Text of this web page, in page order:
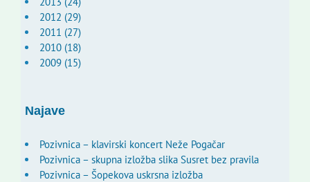
2012 (29)
2011 (27)
2010 (18)
2009 (15)
Najave
Pozivnica – klavirski koncert Neže Pogačar
Pozivnica – skupna izložba slika Susret bez pravila
Pozivnica – Šopekova uskrsna izložba